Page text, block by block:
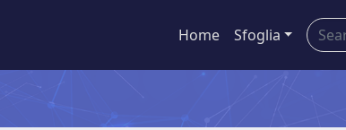
Home Sfoglia